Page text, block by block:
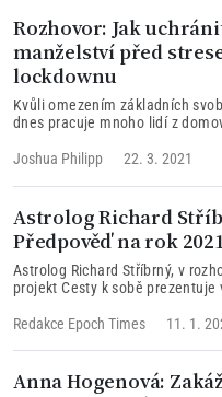
Rozhovor: Jak
manželství před
lockdownu
Kvůli omezením základních
dnes pracuje mnoho lidí z
manželstvích, ale obecně ve
si uchránit manželství v době
Joshua Philipp 22. 3. 2021
Astrolog Richard
Předpověď na rok
Astrolog Richard Stříbrný, v
projekt Cesty k sobě prezentuje
specificky ovlivňujících dění v
Vodnáře a znamením Býka
že budeme postaveni před
mít, sdílet nebo vlastnit,
Redakce Epoch Times 11. 1.
Anna Hogenová: